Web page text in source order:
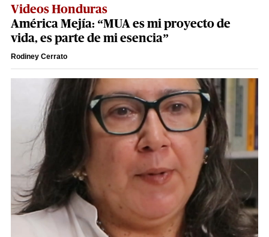
Videos Honduras
América Mejía: “MUA es mi proyecto de
vida, es parte de mi esencia”
Rodiney Cerrato